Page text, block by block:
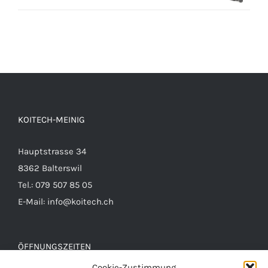
KOITECH-MEINIG
Hauptstrasse 34
8362 Balterswil
Tel.: 079 507 85 05
E-Mail: info@koitech.ch
ÖFFNUNGSZEITEN